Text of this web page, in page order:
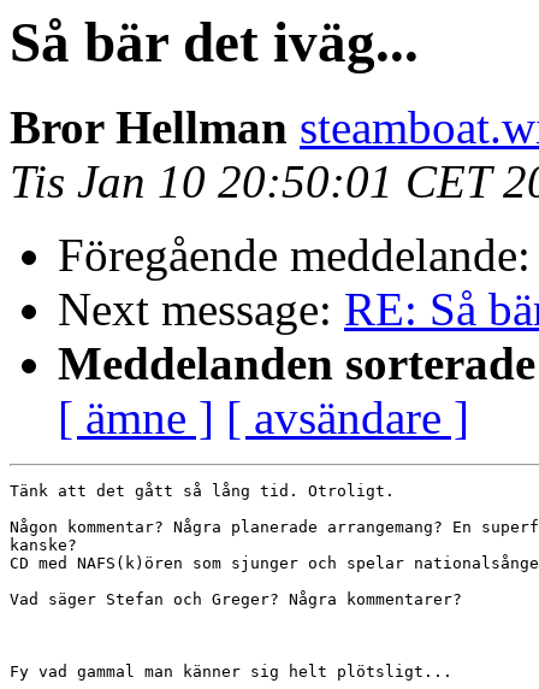
Så bär det iväg...
Bror Hellman
Tis Jan 10 20:50:01 CET
Föregående
Next message: RE: Så
Meddelanden
[ ämne ] [ avsändare ]
Tänk att det gått så lång tid. Otroligt.
Någon kommentar? Några planerade arrangemang? En
kanske?
CD med NAFS(k)ören som sjunger och spelar
Vad säger Stefan och Greger? Några kommentarer?
Fy vad gammal man känner sig helt plötsligt...